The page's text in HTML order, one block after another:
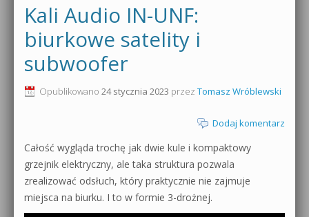
Kali Audio IN-UNF:
biurkowe satelity i
subwoofer
Opublikowano 24 stycznia 2023 przez Tomasz Wróblewski
Dodaj komentarz
Całość wygląda trochę jak dwie kule i kompaktowy
grzejnik elektryczny, ale taka struktura pozwala
zrealizować odsłuch, który praktycznie nie zajmuje
miejsca na biurku. I to w formie 3-drożnej.